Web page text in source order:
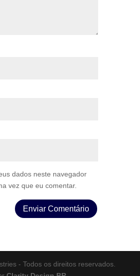
dados neste navegador
vez que eu comentar.
- Todos os direitos reservados.